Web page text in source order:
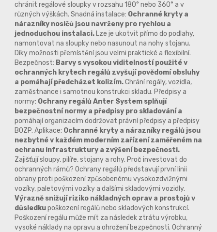
chránit regálové sloupky v rozsahu 180° nebo 360° a v
různých výškách. Snadná instalace: Ochranné kryty a
nárazníky nosičů jsou navrženy pro rychlou a
jednoduchou instalaci. Lze je ukotvit přímo do podlahy,
namontovat na sloupky nebo nasunout na nohy stojanu.
Díky možnosti přemístění jsou velmi praktické a flexibilní.
Bezpečnost: Barvy s vysokou viditelností použité v
ochranných krytech regálů zvyšují povědomí obsluhy
a pomáhají předcházet kolizím.Chrání regály, vozidla,
zaměstnance i samotnou konstrukci skladu. Předpisy a
normy: Ochrany regálů Anter System splňují
bezpečnostní normy a předpisy pro skladování a
pomáhají organizacím dodržovat právní předpisy a předpisy
BOZP. Aplikace: Ochranné kryty a nárazníky regálů jsou
nezbytné v každém moderním zařízení zaměřeném na
ochranu infrastruktury a zvýšení bezpečnosti.
Zajišťují sloupy, pilíře, stojany a rohy. Proč investovat do
ochranných rámů? Ochrany regálů představují první linii
obrany proti poškození způsobenému vysokozdvižnými
vozíky, paletovými vozíky a dalšími skladovými vozidly.
Výrazně snižují riziko nákladných oprav a prostojů v
důsledkupoškození regálů nebo skladových konstrukcí.
Poškození regálu může mít za následek ztrátu výrobku,
vysoké náklady na opravu a ohrožení bezpečnosti. Ochranný